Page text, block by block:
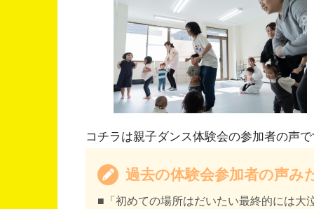
コチラは親子ダンス体験会の参加者の声
過去の体験会参加者の声み
■「初めての場所はだいたい最終的には大